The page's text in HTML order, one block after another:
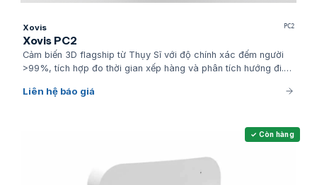
Xovis PC2
Xovis PC2
Cảm biến 3D flagship từ Thụy Sĩ với độ chính xác đếm người
>99%, tích hợp đo thời gian xếp hàng và phân tích hướng đi.
ưu vận hành và trải nghiệm khách hàng.
Liên hệ báo giá
✓ Còn hàng